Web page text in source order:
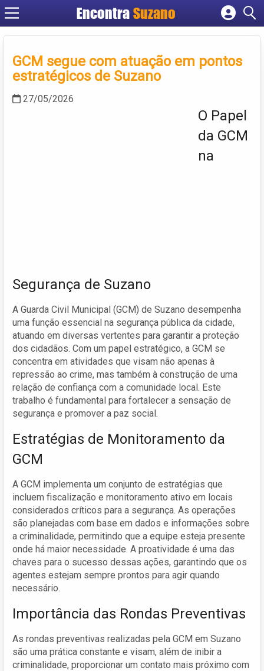
EncontraSuzano
Cadastrar empresa
Criar conta
GCM segue com atuação em pontos
estratégicos de Suzano
27/05/2026
O Papel
da GCM
na
Segurança de Suzano
A Guarda Civil Municipal (GCM) de Suzano desempenha
uma função essencial na segurança pública da cidade,
atuando em diversas vertentes para garantir a proteção
dos cidadãos. Com um papel estratégico, a GCM se
concentra em atividades que visam não apenas à
repressão ao crime, mas também à construção de uma
relação de confiança com a comunidade local. Este
trabalho é fundamental para fortalecer a sensação de
segurança e promover a paz social.
Estratégias de Monitoramento da
GCM
A GCM implementa um conjunto de estratégias que
incluem fiscalização e monitoramento ativo em locais
considerados críticos para a segurança. As operações
são planejadas com base em dados e informações sobre
a criminalidade, permitindo que a equipe esteja presente
onde há maior necessidade. A proatividade é uma das
chaves para o sucesso dessas ações, garantindo que os
agentes estejam sempre prontos para agir quando
necessário.
Importância das Rondas Preventivas
As rondas preventivas realizadas pela GCM em Suzano
são uma prática constante e visam, além de inibir a
criminalidade, proporcionar um contato mais próximo com